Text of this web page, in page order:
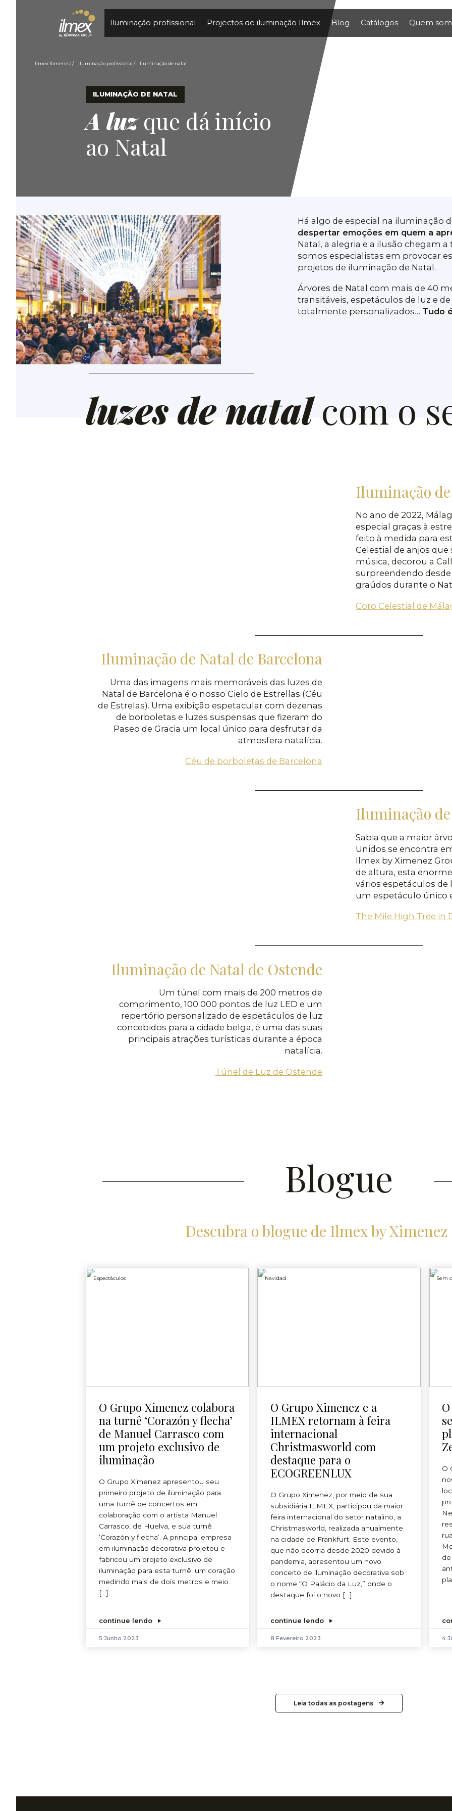
Iluminação profissional Projectos de iluminação Ilmex Blog Catálogos Quem
Ilmex Ximenez Iluminação profissional Iluminação de natal
ILUMINAÇÃO DE NATAL
A luzque dá início
ao Natal
Há algo de especial na iluminação
despertar emoções em quem a
Natal, a alegria e a ilusão chegam
somos especialistas em provocar
projetos de iluminação de Natal.
Árvores de Natal com mais de 40
transitáveis, espetáculos de luz e
totalmente personalizados… Tudo
luzes de natalcom o
Iluminação
No ano de 2022,
especial graças à
feito à medida para
Celestial de anjos
música, decorou a
surpreendendo
graúdos durante o
Coro Celestial de
Iluminação de Natal de Barcelona
Uma das imagens mais memoráveis das luzes de
Natal de Barcelona é o nosso Cielo de Estrellas (Céu
de Estrelas). Uma exibição espetacular com dezenas
de borboletas e luzes suspensas que fizeram do
Paseo de Gracia um local único para desfrutar da
atmosfera natalícia.
Céu de borboletas de Barcelona
Iluminação
Sabia que a maior
Unidos se encontra
Ilmex by Ximenez
de altura, esta
vários espetáculos
um espetáculo único
The Mile High Tree in
Iluminação de Natal de Ostende
Um túnel com mais de 200 metros de
comprimento, 100 000 pontos de luz LED e um
repertório personalizado de espetáculos de luz
concebidos para a cidade belga, é uma das suas
principais atrações turísticas durante a época
natalícia.
Túnel de Luz de Ostende
Blogue
Descubra o blogue de Ilmex by
Espectáculos
O Grupo Ximenez colabora
na turnê ‘Corazón y flecha’
de Manuel Carrasco com
um projeto exclusivo de
iluminação
O Grupo Ximenez apresentou seu
primeiro projeto de iluminação para
uma turnê de concertos em
colaboração com o artista Manuel
Carrasco, de Huelva, e sua turnê
‘Corazón y flecha’. A principal empresa
em iluminação decorativa projetou e
fabricou um projeto exclusivo de
iluminação para esta turnê: um coração
medindo mais de dois metros e meio
[…]
continue lendo
5 Junho 2023
Navidad
O Grupo Ximenez e a
ILMEX retornam à feira
internacional
Christmasworld com
destaque para o
ECOGREENLUX
O Grupo Ximenez, por meio de sua
subsidiária ILMEX, participou da maior
feira internacional do setor natalino, a
Christmasworld, realizada anualmente
na cidade de Frankfurt. Este evento,
que não ocorria desde 2020 devido à
pandemia, apresentou um novo
conceito de iluminação decorativa sob
o nome “O Palácio da Luz,” onde o
destaque foi o novo […]
continue lendo
8 Fevereiro 2023
Sem
O
4
Leia todas as postagens